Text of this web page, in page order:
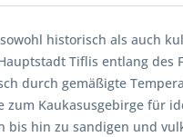
historisch als auch
Tiflis entlang des
durch gemäßigte
Kaukasusgebirge für
hin zu sandigen und